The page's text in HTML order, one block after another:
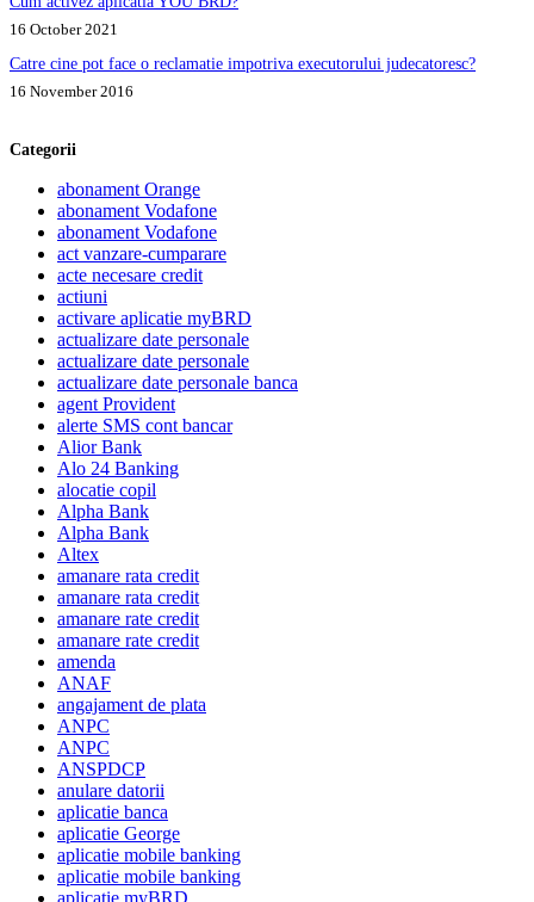
16 October 2021
Catre cine pot face o reclamatie impotriva executorului judecatoresc?
16 November 2016
Categorii
abonament Orange
abonament Vodafone
abonament Vodafone
act vanzare-cumparare
acte necesare credit
actiuni
activare aplicatie myBRD
actualizare date personale
actualizare date personale
actualizare date personale banca
agent Provident
alerte SMS cont bancar
Alior Bank
Alo 24 Banking
alocatie copil
Alpha Bank
Alpha Bank
Altex
amanare rata credit
amanare rata credit
amanare rate credit
amanare rate credit
amenda
ANAF
angajament de plata
ANPC
ANPC
ANSPDCP
anulare datorii
aplicatie banca
aplicatie George
aplicatie mobile banking
aplicatie mobile banking